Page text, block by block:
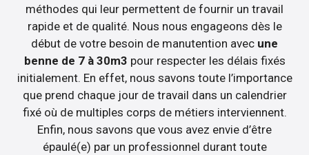
méthodes qui leur permettent de fournir un travail
rapide et de qualité. Nous nous engageons dès le
début de votre besoin de manutention avec une
benne de 7 à 30m3 pour respecter les délais fixés
initialement. En effet, nous savons toute l’importance
que prend chaque jour de travail dans un calendrier
fixé où de multiples corps de métiers interviennent.
Enfin, nous savons que vous avez envie d’être
épaulé(e) par un professionnel durant toute